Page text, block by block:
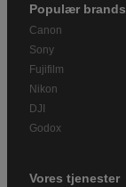
Populær brands
Canon
Sony
Fujifilm
Nikon
DJI
Godox
Vores tjenester